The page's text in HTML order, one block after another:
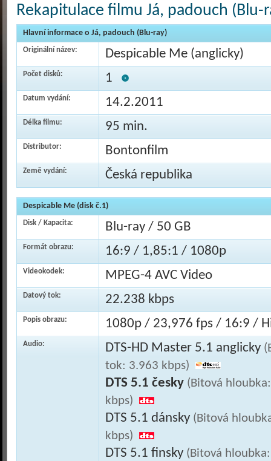
Rekapitulace filmu Já, padouch (Blu-
Hlavní informace o Já, padouch (Blu-ray)
Originální název: Despicable Me (anglicky)
Počet disků: 1
Datum vydání: 14.2.2011
Délka filmu: 95 min.
Distributor: Bontonfilm
Země vydání: Česká republika
Despicable Me (disk č.1)
Disk / Kapacita: Blu-ray / 50 GB
Formát obrazu: 16:9 / 1,85:1 / 1080p
Videokodek: MPEG-4 AVC Video
Datový tok: 22.238 kbps
Popis obrazu: 1080p / 23,976 fps / 16:9 /
Audio: DTS-HD Master 5.1 anglicky
tok: 3.963 kbps)
DTS 5.1 česky (Bitová
kbps)
DTS 5.1 dánsky (Bitová
kbps)
DTS 5.1 finsky (Bitová